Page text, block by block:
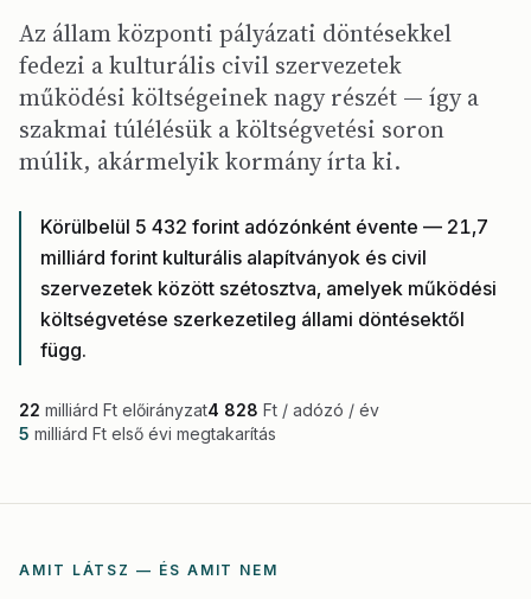
Az állam központi pályázati döntésekkel
fedezi a kulturális civil szervezetek
működési költségeinek nagy részét — így a
szakmai túlélésük a költségvetési soron
múlik, akármelyik kormány írta ki.
Körülbelül 5 432 forint adózónként évente — 21,7
milliárd forint kulturális alapítványok és civil
szervezetek között szétosztva, amelyek működési
költségvetése szerkezetileg állami döntésektől
függ.
22 milliárd Ft előirányzat4 828 Ft / adózó / év
5 milliárd Ft első évi megtakarítás
AMIT LÁTSZ — ÉS AMIT NEM